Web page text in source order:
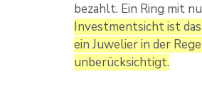
bezahlt. Ein Ring mit
Investmentsicht ist
ein Juwelier in der
unberücksichtigt.